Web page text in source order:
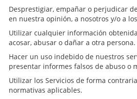
Desprestigiar, empañar o perjudicar
en nuestra opinión, a nosotros y/o a
Utilizar cualquier información
acosar, abusar o dañar a otra persona.
Hacer un uso indebido de nuestros
presentar informes falsos de abuso o
Utilizar los Servicios de forma
normativas aplicables.